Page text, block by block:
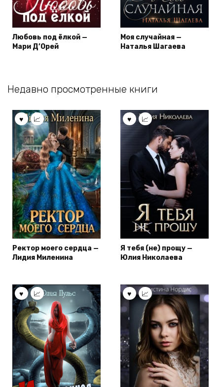
Любовь под ёлкой —
Мари Д’Орей
Моя случайная —
Наталья Шагаева
Недавно просмотренные книги
Ректор моего сердца —
Лидия Миленина
Я тебя (не) прощу —
Юлия Николаева